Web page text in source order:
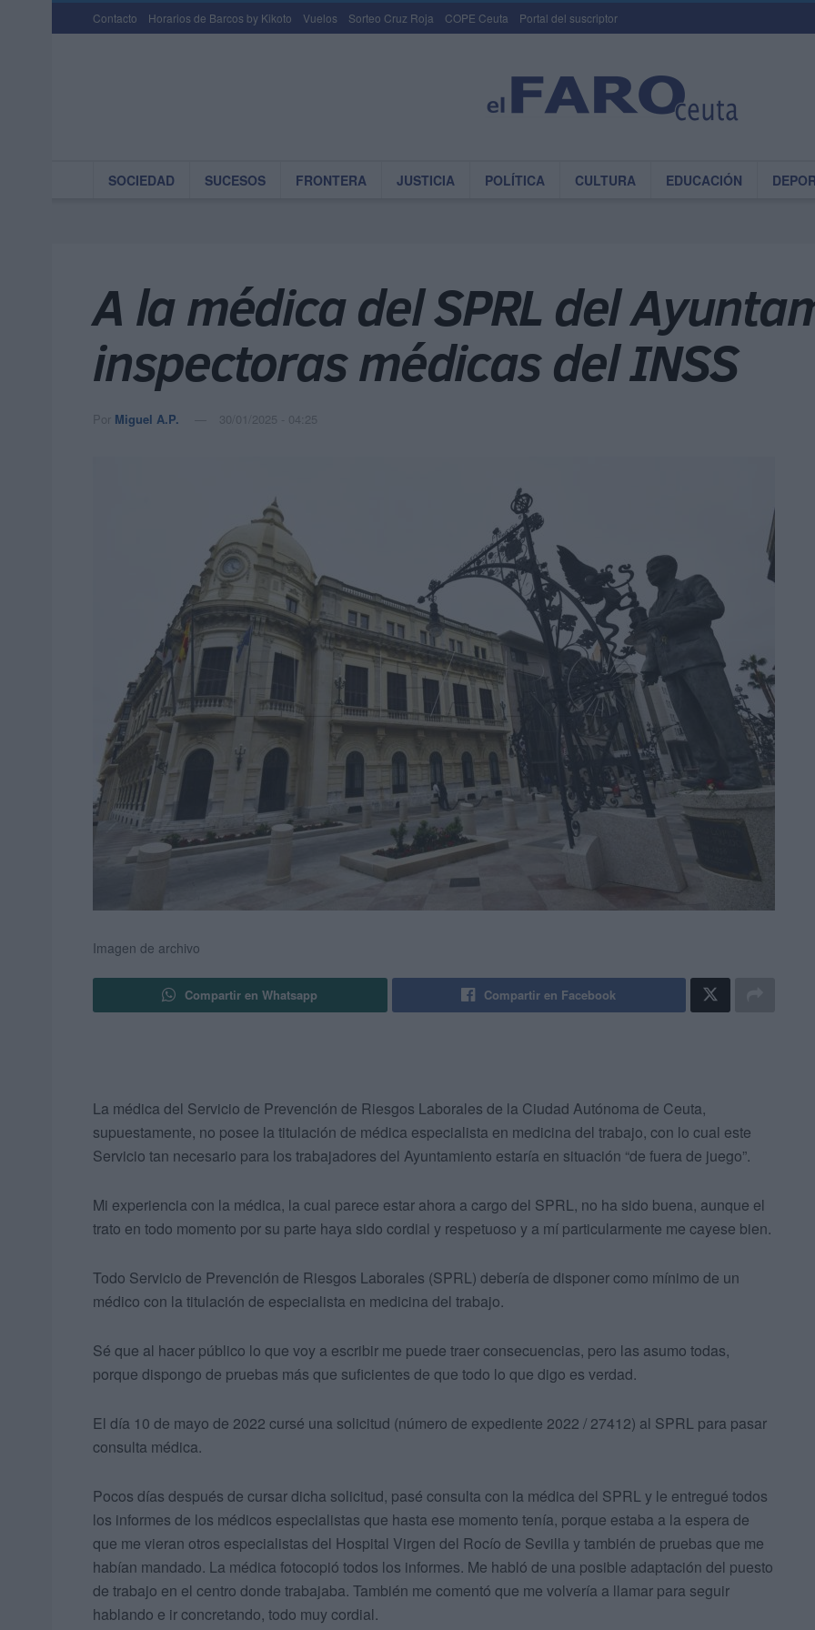
Contacto Horarios de Barcos by Kikoto Vuelos Sorteo Cruz Roja COPE Ceuta Portal del suscriptor
SOCIEDAD SUCESOS FRONTERA JUSTICIA POLÍTICA CULTURA EDUCACIÓN
A la médica del SPRL del
inspectoras médicas del INSS
Por Miguel A.P. 30/01/2025 - 04:25
Imagen de archivo
Compartir en Whatsapp Compartir en Facebook
La médica del Servicio de Prevención de Riesgos Laborales de la Ciudad Autónoma de Ceuta,
supuestamente, no posee la titulación de médica especialista en medicina del trabajo, con lo cual este
Servicio tan necesario para los trabajadores del Ayuntamiento estaría en situación “de fuera de juego”.
Mi experiencia con la médica, la cual parece estar ahora a cargo del SPRL, no ha sido buena, aunque el
trato en todo momento por su parte haya sido cordial y respetuoso y a mí particularmente me cayese bien.
Todo Servicio de Prevención de Riesgos Laborales (SPRL) debería de disponer como mínimo de un
médico con la titulación de especialista en medicina del trabajo.
Sé que al hacer público lo que voy a escribir me puede traer consecuencias, pero las asumo todas,
porque dispongo de pruebas más que suficientes de que todo lo que digo es verdad.
El día 10 de mayo de 2022 cursé una solicitud (número de expediente 2022 / 27412) al SPRL para pasar
consulta médica.
Pocos días después de cursar dicha solicitud, pasé consulta con la médica del SPRL y le entregué todos
los informes de los médicos especialistas que hasta ese momento tenía, porque estaba a la espera de
que me vieran otros especialistas del Hospital Virgen del Rocío de Sevilla y también de pruebas que me
habían mandado. La médica fotocopió todos los informes. Me habló de una posible adaptación del puesto
de trabajo en el centro donde trabajaba. También me comentó que me volvería a llamar para seguir
hablando e ir concretando, todo muy cordial.